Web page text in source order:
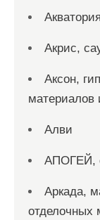
Акрис,
Аксон,
материалов
Алви
АПОГЕЙ,
Аркада,
отделочных